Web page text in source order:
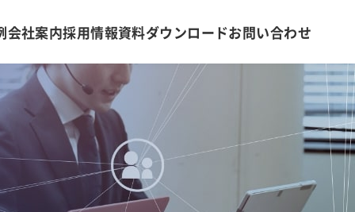
オペレーションマネジメントサービス
金融証券データソリューション
会社案内
会社案内・アクセス
弊社の取組み
採用情報
内制度
新卒採用
エントリー
資料ダウンロードお問い合わせ